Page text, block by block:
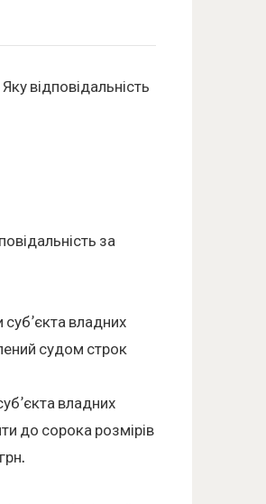
відповідальність
за
владних
судом строк
владних
до сорока розмірів